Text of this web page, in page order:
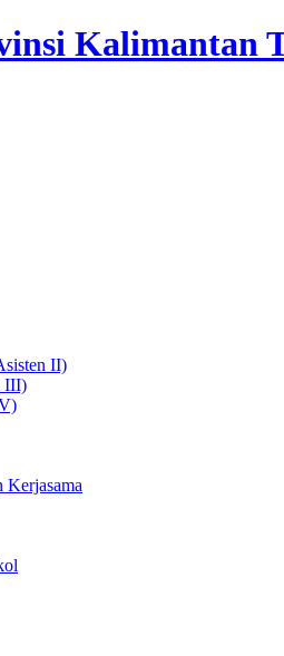
Kalimantan
II)
III)
Kerjasama